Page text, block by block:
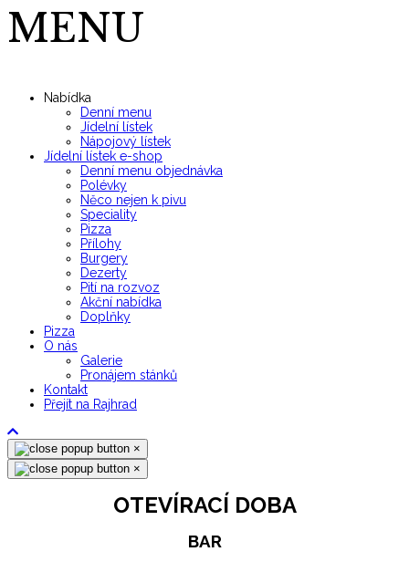
MENU
Nabídka
Denní menu
Jídelní lístek
Nápojový lístek
Jídelní lístek e-shop
Denní menu objednávka
Polévky
Něco nejen k pivu
Speciality
Pizza
Přílohy
Burgery
Dezerty
Pití na rozvoz
Akční nabídka
Doplňky
Pizza
O nás
Galerie
Pronájem stánků
Kontakt
Přejít na Rajhrad
×
×
OTEVÍRACÍ DOBA
BAR